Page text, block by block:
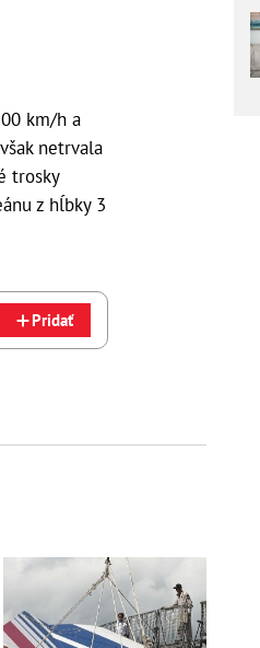
km/h a
netrvala
trosky
z hĺbky 3
Pridať